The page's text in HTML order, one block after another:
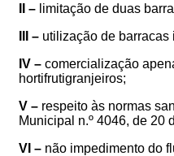
II – limitação de duas
III – utilização de barracas
IV – comercialização
hortifrutigranjeiros;
V – respeito às normas
Municipal n.º 4046, de 20
VI – não impedimento do